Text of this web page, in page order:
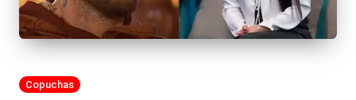
Publicada
Copuchas